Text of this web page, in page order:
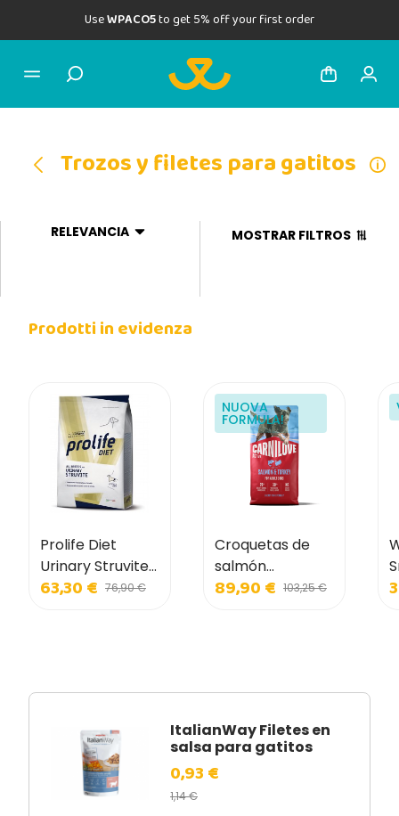
UseWPACO5to get 5% off your first order
Trozos y filetes para gatitos
RELEVANCIA MOSTRAR FILTROS
Prodotti in evidenza
Prolife Diet
Urinary Struvite
para perros
63,30 € 76,90 €
NUOVA
FORMULA!
Croquetas de
salmón
Carnilove para
89,90 € 103,25 €
ItalianWay Filetes en
salsa para gatitos
0,93 €
1,14 €